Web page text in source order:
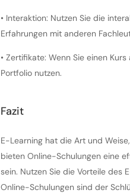
• Interaktion: Nutzen Sie die
Erfahrungen mit anderen
• Zertifikate: Wenn Sie einen
Portfolio nutzen.
Fazit
E-Learning hat die Art und
bieten Online-Schulungen eine
sein. Nutzen Sie die Vorteile des
Online-Schulungen sind der